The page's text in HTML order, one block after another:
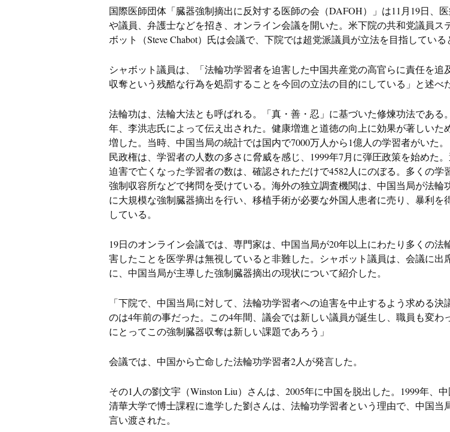
す
法
案
を
推
進
中
」
国際医師団体「臓器強制摘出に反対する医師の会（DAFOH）」は11月19日、
や議員、弁護士などを招き、オンライン会議を開いた。米下院の共和党議員ス
ボット（Steve Chabot）氏は会議で、下院では超党派議員が立法を目指している
シャボット議員は、「法輪功学習者を迫害した中国共産党の高官らに責任を追
収奪という残酷な行為を処罰することを今回の立法の目的にしている」と述べた
法輪功は、法輪大法とも呼ばれる。「真・善・忍」に基づいた修煉功法である
年、李洪志氏によって伝え出された。健康増進と道徳の向上に効果が著しいた
増した。当時、中国当局の統計では国内で7000万人から1億人の学習者がいた
民政権は、学習者の人数の多さに脅威を感じ、1999年7月に弾圧政策を始めた。
迫害で亡くなった学習者の数は、確認されただけで4582人にのぼる。多くの学
強制収容所などで拷問を受けている。海外の独立調査機関は、中国当局が法輪
に大規模な強制臓器摘出を行い、移植手術が必要な外国人患者に売り、暴利を
している。
19日のオンライン会議では、専門家は、中国当局が20年以上にわたり多くの法
害したことを医学界は無視していると非難した。シャボット議員は、会議に出
に、中国当局が主導した強制臓器摘出の現状について紹介した。
「下院で、中国当局に対して、法輪功学習者への迫害を中止するよう求める決
のは4年前の事だった。この4年間、議会では新しい議員が誕生し、職員も変わ
にとってこの強制臓器収奪は新しい課題であろう」
会議では、中国から亡命した法輪功学習者2人が発言した。
その1人の劉文宇（Winston Liu）さんは、2005年に中国を脱出した。1999年、中
清華大学で博士課程に進学した劉さんは、法輪功学習者という理由で、中国当
言い渡された。